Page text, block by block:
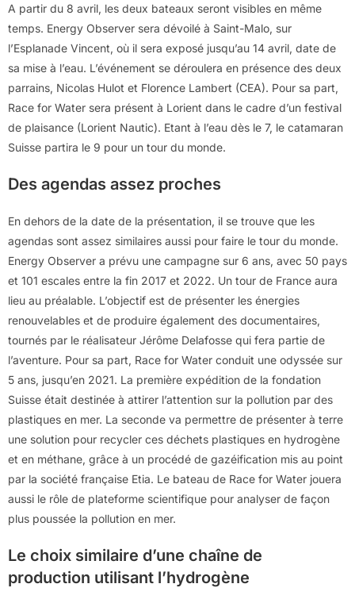
A partir du 8 avril, les deux bateaux seront visibles en même
temps. Energy Observer sera dévoilé à Saint-Malo, sur
l’Esplanade Vincent, où il sera exposé jusqu’au 14 avril, date de
sa mise à l’eau. L’événement se déroulera en présence des deux
parrains, Nicolas Hulot et Florence Lambert (CEA). Pour sa part,
Race for Water sera présent à Lorient dans le cadre d’un festival
de plaisance (Lorient Nautic). Etant à l’eau dès le 7, le catamaran
Suisse partira le 9 pour un tour du monde.
Des agendas assez proches
En dehors de la date de la présentation, il se trouve que les
agendas sont assez similaires aussi pour faire le tour du monde.
Energy Observer a prévu une campagne sur 6 ans, avec 50 pays
et 101 escales entre la fin 2017 et 2022. Un tour de France aura
lieu au préalable. L’objectif est de présenter les énergies
renouvelables et de produire également des documentaires,
tournés par le réalisateur Jérôme Delafosse qui fera partie de
l’aventure. Pour sa part, Race for Water conduit une odyssée sur
5 ans, jusqu’en 2021. La première expédition de la fondation
Suisse était destinée à attirer l’attention sur la pollution par des
plastiques en mer. La seconde va permettre de présenter à terre
une solution pour recycler ces déchets plastiques en hydrogène
et en méthane, grâce à un procédé de gazéification mis au point
par la société française Etia. Le bateau de Race for Water jouera
aussi le rôle de plateforme scientifique pour analyser de façon
plus poussée la pollution en mer.
Le choix similaire d’une chaîne de
production utilisant l’hydrogène